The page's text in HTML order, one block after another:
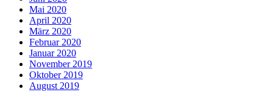
Mai 2020
April 2020
März 2020
Februar 2020
Januar 2020
November 2019
Oktober 2019
August 2019